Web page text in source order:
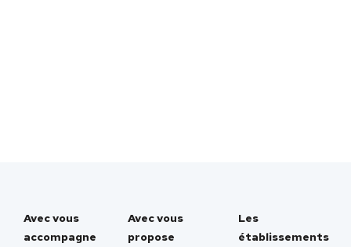
Avec vous
accompagne
Avec vous
propose
Les
établissements